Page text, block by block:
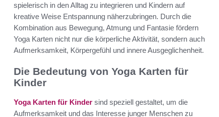
spielerisch in den Alltag zu integrieren und Kindern auf
kreative Weise Entspannung näherzubringen. Durch die
Kombination aus Bewegung, Atmung und Fantasie fördern
Yoga Karten nicht nur die körperliche Aktivität, sondern auch
Aufmerksamkeit, Körpergefühl und innere Ausgeglichenheit.
Die Bedeutung von Yoga Karten für
Kinder
Yoga Karten für Kinder sind speziell gestaltet, um die
Aufmerksamkeit und das Interesse junger Menschen zu